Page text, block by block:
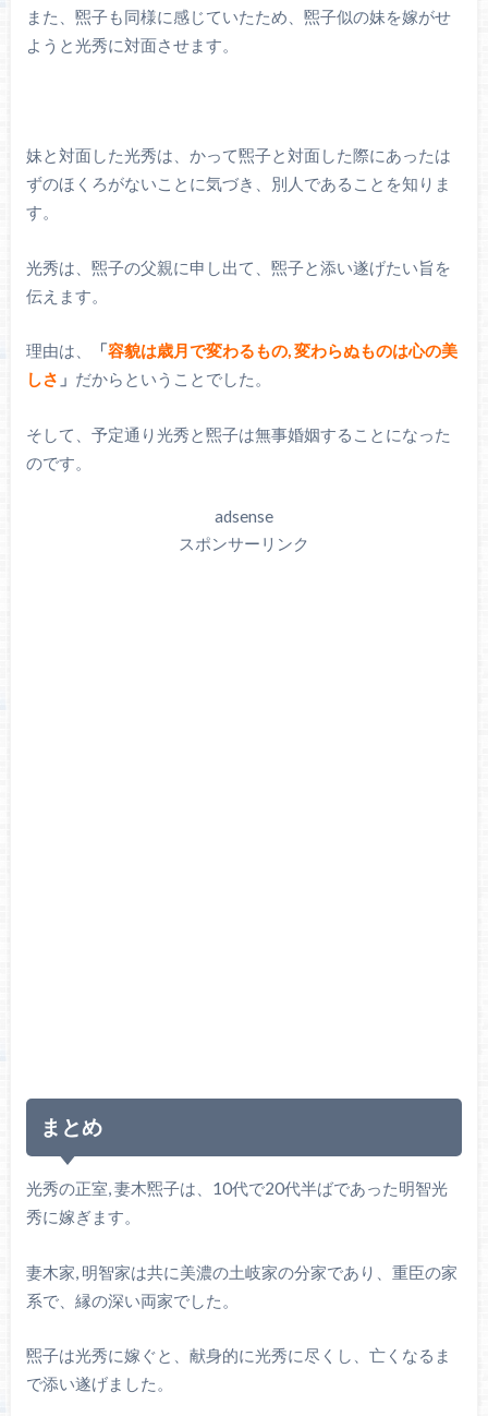
また、煕子も同様に感じていたため、煕子似の妹を嫁がせ
ようと光秀に対面させます。
妹と対面した光秀は、かって煕子と対面した際にあったは
ずのほくろがないことに気づき、別人であることを知りま
す。
光秀は、煕子の父親に申し出て、煕子と添い遂げたい旨を
伝えます。
理由は、 「容貌は歳月で変わるもの, 変わらぬものは心の美
しさ 」 だからということでした。
そして、予定通り光秀と煕子は無事婚姻することになった
のです。
adsense
スポンサーリンク
まとめ
光秀の正室, 妻木煕子は、10代で20代半ばであった明智光
秀に嫁ぎます。
妻木家, 明智家は共に美濃の土岐家の分家であり、重臣の家
系で、縁の深い両家でした。
煕子は光秀に嫁ぐと、献身的に光秀に尽くし、亡くなるま
で添い遂げました。